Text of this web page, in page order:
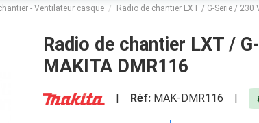
- Ventilateur casque Radio de chantier LXT / G-Serie / 230
Radio de chantier LXT /
MAKITA DMR116
Réf: MAK-DMR116